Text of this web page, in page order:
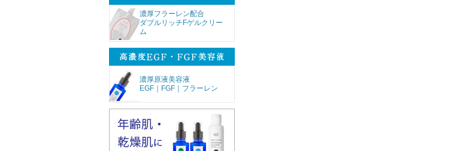
濃厚フラーレン配合
ダブルリッチFゲルクリー
ム
濃厚原液美容液
EGF｜FGF｜フラーレン